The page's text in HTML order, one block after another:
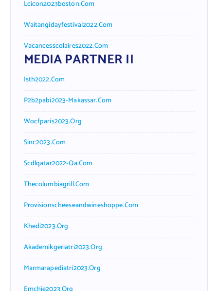
Lcicon2023boston.com
Waitangidayfestival2022.com
Vacancesscolaires2022.com
MEDIA PARTNER II
Isth2022.com
P2b2pabi2023-Makassar.com
Wocfparis2023.org
Sinc2023.com
Scdlqatar2022-Qa.com
Thecolumbiagrill.com
Provisionscheeseandwineshoppe.com
Khedi2023.org
Akademikgeriatri2023.org
Marmarapediatri2023.org